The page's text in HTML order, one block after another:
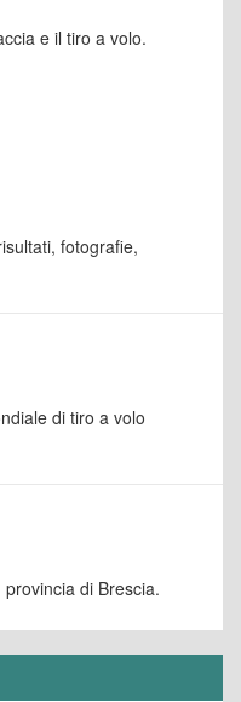
e il tiro a volo.
fotografie,
di tiro a volo
di Brescia.